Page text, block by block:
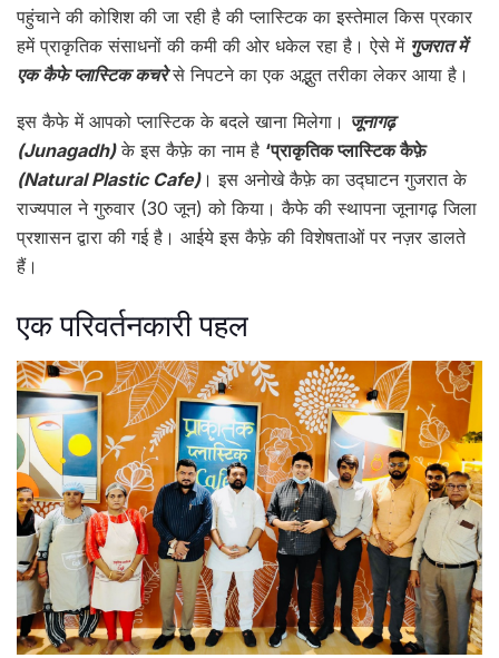
पहुंचाने की कोशिश की जा रही है की प्लास्टिक का इस्तेमाल किस प्रकार
हमें प्राकृतिक संसाधनों की कमी की ओर धकेल रहा है। ऐसे में गुजरात में
एक कैफे प्लास्टिक कचरेसे निपटने का एक अद्भुत तरीका लेकर आया है।
इस कैफे में आपको प्लास्टिक के बदले खाना मिलेगा। जूनागढ़
(Junagadh)के इस कैफ़े का नाम है ‘प्राकृतिक प्लास्टिक कैफ़े
(Natural Plastic Cafe)। इस अनोखे कैफ़े का उद्घाटन गुजरात के
राज्यपाल ने गुरुवार (30 जून) को किया। कैफे की स्थापना जूनागढ़ जिला
प्रशासन द्वारा की गई है। आईये इस कैफ़े की विशेषताओं पर नज़र डालते
हैं।
एक परिवर्तनकारी पहल